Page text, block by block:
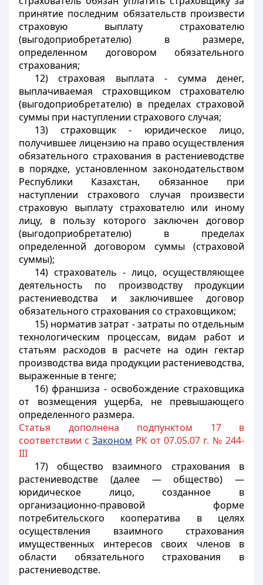
принятие последним обязательств произвести
страховую выплату страхователю
(выгодоприобретателю) в размере,
определенном договором обязательного
страхования;
12) страховая выплата - сумма денег,
выплачиваемая страховщиком страхователю
(выгодоприобретателю) в пределах страховой
суммы при наступлении страхового случая;
13) страховщик - юридическоелицо,
получившее лицензию на право осуществления
обязательного страхования в растениеводстве
в порядке, установленном законодательством
Республики Казахстан, обязанное при
наступлении страхового случая произвести
страховую выплату страхователю или иному
лицу, в пользу которого заключен договор
(выгодоприобретателю) в пределах
определенной договором суммы (страховой
суммы);
14) страхователь - лицо, осуществляющее
деятельность по производству продукции
растениеводства и заключившее договор
обязательного страхования со страховщиком;
15) норматив затрат - затраты по отдельным
технологическим процессам, видам работ и
статьям расходов в расчете на один гектар
производства вида продукции растениеводства,
выраженные в тенге;
16) франшиза - освобождение страховщика
от возмещения ущерба, не превышающего
определенного размера.
Статья дополнена подпунктом 17 в
соответствии сЗаконом РК от 07.05.07 г. № 244-
III
17) общество взаимного страхования в
растениеводстве (далее — общество) —
юридическое лицо, созданное в
организационно-правовой форме
потребительского кооператива в целях
осуществления взаимного страхования
имущественных интересов своих членов в
области обязательного страхования в
растениеводстве.